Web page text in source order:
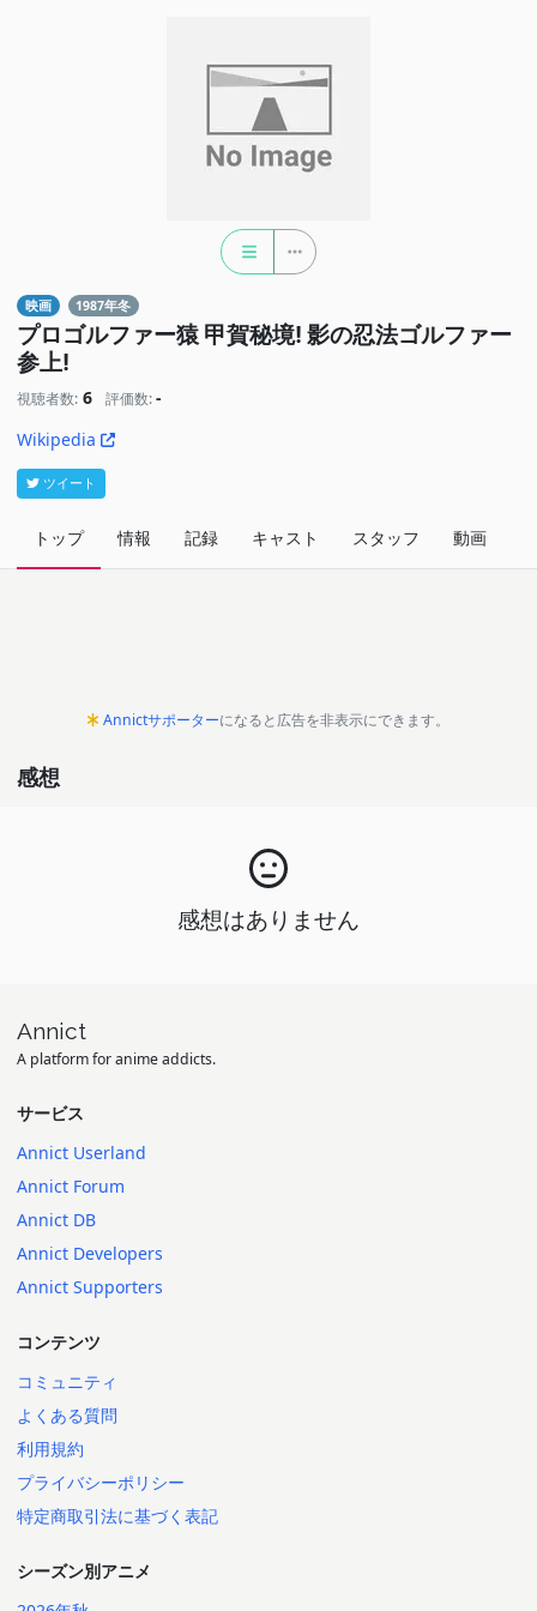
映画 1987年冬
プロゴルファー猿 甲賀秘境! 影の忍法ゴルファー
参上!
視聴者数: 6 評価数: -
Wikipedia
ツイート
トップ 情報 記録 キャスト スタッフ 動画
Annictサポーターになると広告を非表示にできます。
感想
感想はありません
Annict
A platform for anime addicts.
サービス
Annict Userland
Annict Forum
Annict DB
Annict Developers
Annict Supporters
コンテンツ
コミュニティ
よくある質問
利用規約
プライバシーポリシー
特定商取引法に基づく表記
シーズン別アニメ